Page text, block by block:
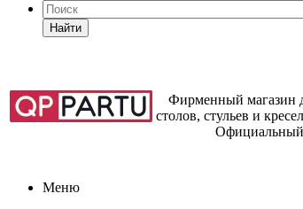
Найти
Фирменный магазин
столов, стульев и
Официальный
Меню